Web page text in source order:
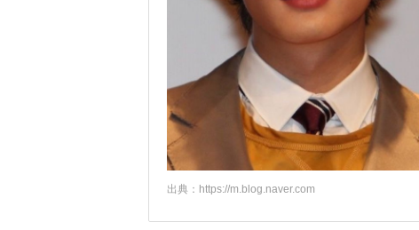
出典： https://m.blog.naver.com